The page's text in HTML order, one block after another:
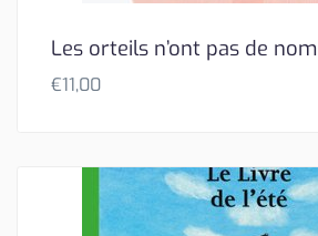
Les orteils n’ont pas de nom
€11,00